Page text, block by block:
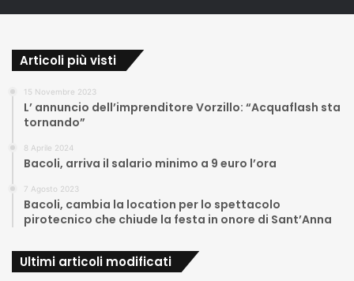
Articoli più visti
15 Novembre 2023
L’ annuncio dell’imprenditore Vorzillo: “Acquaflash sta
tornando”
8 Aprile 2024
Bacoli, arriva il salario minimo a 9 euro l’ora
7 Agosto 2023
Bacoli, cambia la location per lo spettacolo
pirotecnico che chiude la festa in onore di Sant’Anna
Ultimi articoli modificati